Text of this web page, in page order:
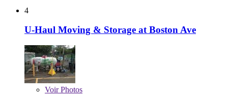
4
U-Haul Moving & Storage at Boston Ave
VoirPhotos